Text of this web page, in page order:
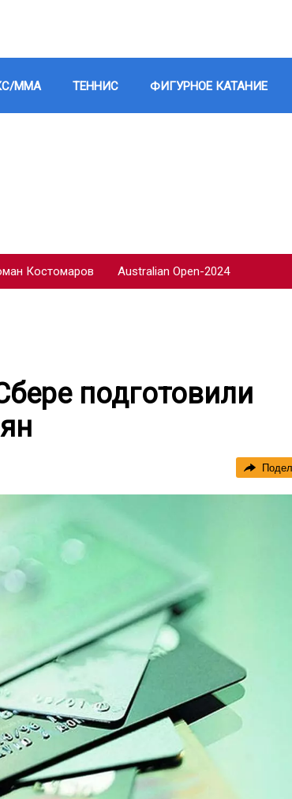
ММА ТЕННИС ФИГУРНОЕ КАТАНИЕ
Костомаров Australian Open-2024
подготовили